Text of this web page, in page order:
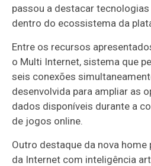
passou a destacar
dentro do ecossistema da
Entre os recursos
o Multi Internet, sistema que
seis conexões
desenvolvida para ampliar as
dados disponíveis durante a
de jogos online.
Outro destaque da nova home
da Internet com inteligência